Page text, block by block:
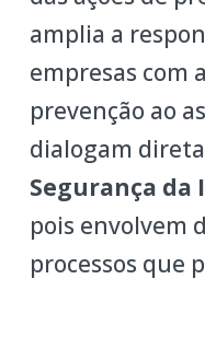
amplia a
empresas com
prevenção ao
dialogam
Segurança da
pois envolvem
processos que